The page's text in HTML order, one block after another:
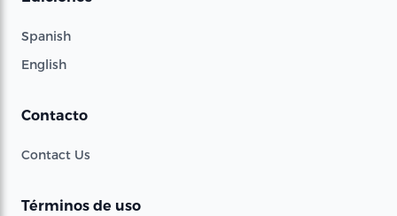
Spanish
English
Contacto
Contact Us
Términos de uso